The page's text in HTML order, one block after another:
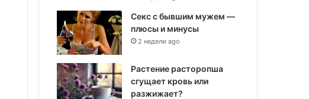
Секс с бывшим мужем —
плюсы и минусы
2 недели ago
Растение расторопша
сгущает кровь или
разжижает?